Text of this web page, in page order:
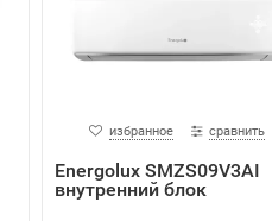
избранное сравнить
Energolux SMZS09V3AI
внутренний блок